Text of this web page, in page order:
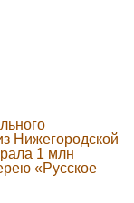
Нижегородской
1 млн
«Русское